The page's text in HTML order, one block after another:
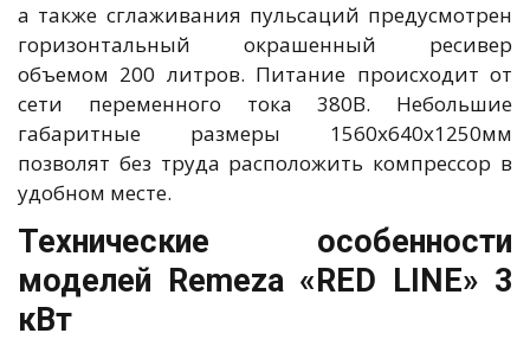
а также сглаживания пульсаций предусмотрен
горизонтальный окрашенный ресивер
объемом 200 литров. Питание происходит от
сети переменного тока 380В. Небольшие
габаритные размеры 1560x640x1250мм
позволят без труда расположить компрессор в
удобном месте.
Технические особенности
моделей Remeza «RED LINE» 3
кВт